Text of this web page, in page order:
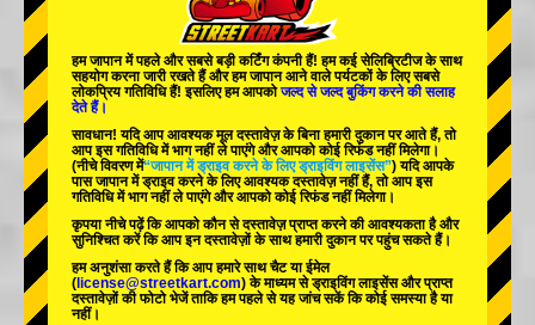
टोक्यो अकीहबारा#2
टोक्यो शिबुया एनेक्स टोक्यो बे
टोक्यो असाकुसा
ओकिनावा
हम जापान मेंपहलेऔरसबसे बड़ी कर्टिंग कंपनीहैं! हमकई सेलिब्रिटीजके साथ
सहयोग करना जारी रखते हैं और हम जापान आने वाले पर्यटकों के लिएसबसे
लोकप्रिय गतिविधिहैं! इसलिए हम आपकोजल्द से जल्द बुकिंग करने की सलाह
देते हैं।
सावधान! यदि आप आवश्यक मूल दस्तावेज़ के बिना हमारी दुकान पर आते हैं, तो
आप इस गतिविधि में भाग नहीं ले पाएंगे और आपको कोई रिफंड नहीं मिलेगा।
(नीचे विवरण में“जापान में ड्राइव करने के लिए ड्राइविंग लाइसेंस”) यदि आपके
पास जापान में ड्राइव करने के लिए आवश्यक दस्तावेज़ नहीं हैं, तो आप इस
गतिविधि में भाग नहीं ले पाएंगे और आपको कोई रिफंड नहीं मिलेगा।
कृपया नीचे पढ़ें कि आपको कौन से दस्तावेज़ प्राप्त करने की आवश्यकता है और
सुनिश्चित करें कि आप इन दस्तावेज़ों के साथ हमारी दुकान पर पहुंच सकते हैं।
हम अनुशंसा करते हैं कि आप हमारे साथ चैट या ईमेल
( license@streetkart.com) के माध्यम से ड्राइविंग लाइसेंस और प्राप्त
दस्तावेज़ों की फोटो भेजें ताकि हम पहले से यह जांच सकें कि कोई समस्या है या
नहीं।